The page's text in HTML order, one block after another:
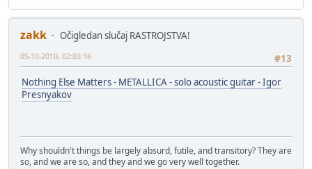
zakk
Očigledan slučaj RASTROJSTVA!
#13
05-10-2010, 02:03:16
Nothing Else Matters - METALLICA - solo acoustic guitar - Igor
Presnyakov
Why shouldn't things be largely absurd, futile, and transitory? They are
so, and we are so, and they and we go very well together.